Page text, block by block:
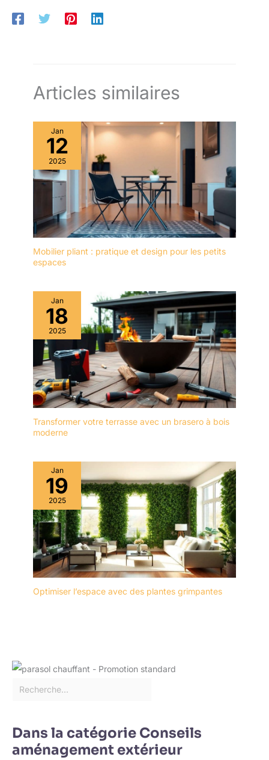
Articles similaires
Jan
12
2025
Mobilier pliant : pratique et design pour les petits
espaces
Jan
18
2025
Transformer votre terrasse avec un brasero à bois
moderne
Jan
19
2025
Optimiser l’espace avec des plantes grimpantes
Dans la catégorie Conseils
aménagement extérieur